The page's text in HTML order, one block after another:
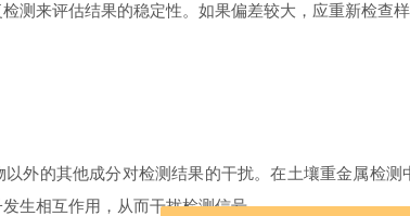
来评估结果的稳定性。如果偏差较大，应重新检查
的其他成分对检测结果的干扰。在土壤重金属检测
生相互作用，从而干扰检测信号。